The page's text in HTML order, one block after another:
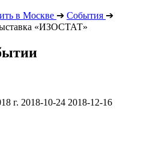
в Москве ➔ События ➔
«ИЗОСТАТ»
г. 2018-10-24 2018-12-16